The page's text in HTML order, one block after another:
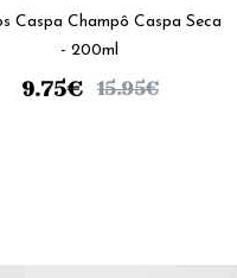
Caspa Champô Caspa Seca
- 200ml
9.75€ 15.95€